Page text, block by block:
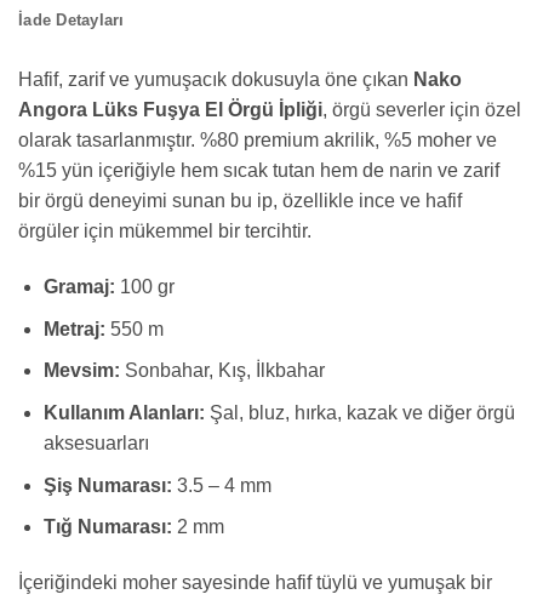
İade Detayları
Hafif, zarif ve yumuşacık dokusuyla öne çıkan Nako
Angora Lüks Fuşya El Örgü İpliği, örgü severler için özel
olarak tasarlanmıştır. %80 premium akrilik, %5 moher ve
%15 yün içeriğiyle hem sıcak tutan hem de narin ve zarif
bir örgü deneyimi sunan bu ip, özellikle ince ve hafif
örgüler için mükemmel bir tercihtir.
Gramaj: 100 gr
Metraj: 550 m
Mevsim: Sonbahar, Kış, İlkbahar
Kullanım Alanları: Şal, bluz, hırka, kazak ve diğer örgü
aksesuarları
Şiş Numarası: 3.5 – 4 mm
Tığ Numarası: 2 mm
İçeriğindeki moher sayesinde hafif tüylü ve yumuşak bir